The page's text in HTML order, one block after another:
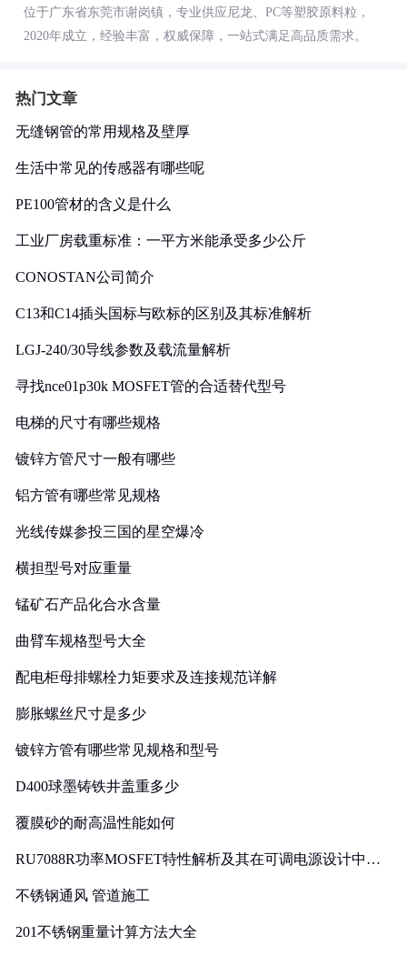
位于广东省东莞市谢岗镇，专业供应尼龙、PC等塑胶原料粒，
2020年成立，经验丰富，权威保障，一站式满足高品质需求。
热门文章
无缝钢管的常用规格及壁厚
生活中常见的传感器有哪些呢
PE100管材的含义是什么
工业厂房载重标准：一平方米能承受多少公斤
CONOSTAN公司简介
C13和C14插头国标与欧标的区别及其标准解析
LGJ-240/30导线参数及载流量解析
寻找nce01p30k MOSFET管的合适替代型号
电梯的尺寸有哪些规格
镀锌方管尺寸一般有哪些
铝方管有哪些常见规格
光线传媒参投三国的星空爆冷
横担型号对应重量
锰矿石产品化合水含量
曲臂车规格型号大全
配电柜母排螺栓力矩要求及连接规范详解
膨胀螺丝尺寸是多少
镀锌方管有哪些常见规格和型号
D400球墨铸铁井盖重多少
覆膜砂的耐高温性能如何
RU7088R功率MOSFET特性解析及其在可调电源设计中的
不锈钢通风 管道施工
201不锈钢重量计算方法大全